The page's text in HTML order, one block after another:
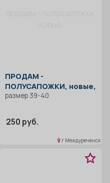
продам - полусапожки,
новые,
ПРОДАМ -
ПОЛУСАПОЖКИ, новые,
размер 39-40
250 руб.
г Междуреченск